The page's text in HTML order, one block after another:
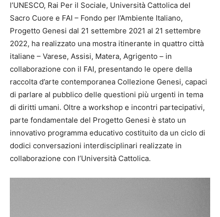
l’UNESCO, Rai Per il Sociale, Università Cattolica del
Sacro Cuore e FAI – Fondo per l’Ambiente Italiano,
Progetto Genesi dal 21 settembre 2021 al 21 settembre
2022, ha realizzato una mostra itinerante in quattro città
italiane – Varese, Assisi, Matera, Agrigento – in
collaborazione con il FAI, presentando le opere della
raccolta d’arte contemporanea Collezione Genesi, capaci
di parlare al pubblico delle questioni più urgenti in tema
di diritti umani. Oltre a workshop e incontri partecipativi,
parte fondamentale del Progetto Genesi è stato un
innovativo programma educativo costituito da un ciclo di
dodici conversazioni interdisciplinari realizzate in
collaborazione con l’Università Cattolica.